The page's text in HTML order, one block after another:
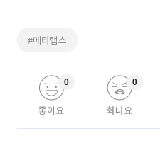
#메타랩스
좋아요
0
화나요
0